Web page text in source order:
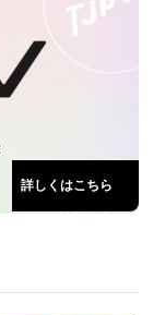
詳しくはこちら